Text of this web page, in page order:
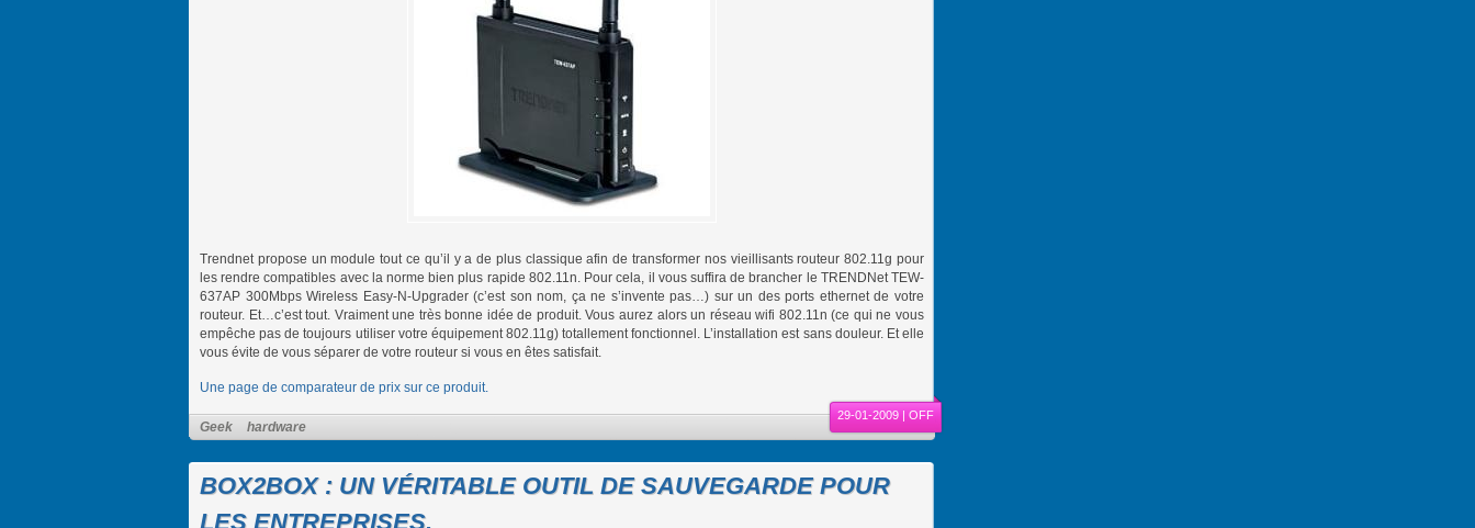
Trendnet propose un module tout ce qu’il y a de plus classique afin de transformer nos vieillisants routeur 802.11g pour
les rendre compatibles avec la norme bien plus rapide 802.11n. Pour cela, il vous suffira de brancher le TRENDNet TEW-
637AP 300Mbps Wireless Easy-N-Upgrader (c’est son nom, ça ne s’invente pas…) sur un des ports ethernet de votre
routeur. Et…c’est tout. Vraiment une très bonne idée de produit. Vous aurez alors un réseau wifi 802.11n (ce qui ne vous
empêche pas de toujours utiliser votre équipement 802.11g) totallement fonctionnel. L’installation est sans douleur. Et elle
vous évite de vous séparer de votre routeur si vous en êtes satisfait.
Une page de comparateur de prix sur ce produit.
Geek hardware
29-01-2009 | OFF
BOX2BOX : UN VÉRITABLE OUTIL DE SAUVEGARDE POUR
LES ENTREPRISES.